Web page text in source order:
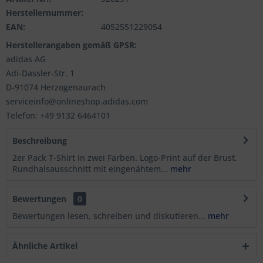
Herstellernummer:
EAN:
4052551229054
Herstellerangaben gemäß GPSR:
adidas AG
Adi-Dassler-Str. 1
D-91074 Herzogenaurach
serviceinfo@onlineshop.adidas.com
Telefon: +49 9132 6464101
Beschreibung
2er Pack T-Shirt in zwei Farben. Logo-Print auf der Brust.
Rundhalsausschnitt mit eingenähtem... mehr
Bewertungen
0
Bewertungen lesen, schreiben und diskutieren... mehr
Ähnliche Artikel